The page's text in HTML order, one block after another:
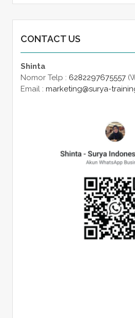
CONTACT US
Shinta
Nomor Telp : 6282297675557
Email : marketing@surya-